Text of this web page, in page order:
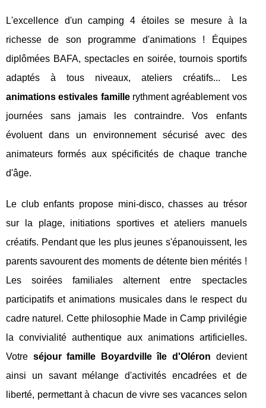
L'excellence d'un camping 4 étoiles se mesure à la
richesse de son programme d'animations ! Équipes
diplômées BAFA, spectacles en soirée, tournois sportifs
adaptés à tous niveaux, ateliers créatifs... Les
animations estivales famillerythment agréablement vos
journées sans jamais les contraindre. Vos enfants
évoluent dans un environnement sécurisé avec des
animateurs formés aux spécificités de chaque tranche
d'âge.
Le club enfants propose mini-disco, chasses au trésor
sur la plage, initiations sportives et ateliers manuels
créatifs. Pendant que les plus jeunes s'épanouissent, les
parents savourent des moments de détente bien mérités !
Les soirées familiales alternent entre spectacles
participatifs et animations musicales dans le respect du
cadre naturel. Cette philosophie Made in Camp privilégie
la convivialité authentique aux animations artificielles.
Votre séjour famille Boyardville île d'Oléron devient
ainsi un savant mélange d'activités encadrées et de
liberté, permettant à chacun de vivre ses vacances selon